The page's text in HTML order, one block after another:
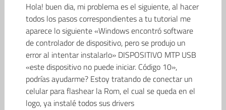
Hola! buen dia, mi problema es el siguiente, al hacer
todos los pasos correspondientes a tu tutorial me
aparece lo siguiente «Windows encontró software
de controlador de dispositivo, pero se produjo un
error al intentar instalarlo» DISPOSITIVO MTP USB
«este dispositivo no puede iniciar. Código 10»,
podrías ayudarme? Estoy tratando de conectar un
celular para flashear la Rom, el cual se queda en el
logo, ya instalé todos sus drivers